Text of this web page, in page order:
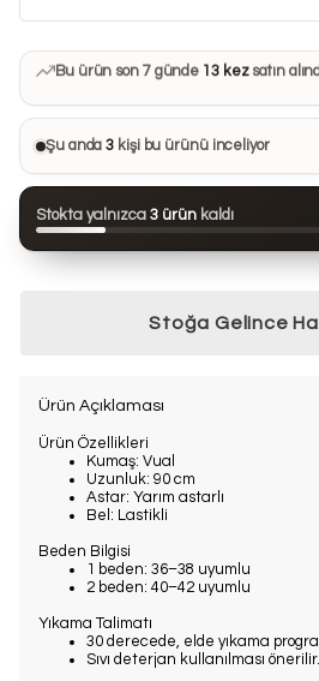
Bu ürün son 7 günde13 kezsatın
Bu ürün şu anda3 kişininsepetinde
Bu ürünü 29 kişifavorilerine ekledi
Bu ürün son 24 saatte117 kez
Şu anda3 kişi bu ürünü inceliyor
Stokta yalnızca 3 ürün kaldı
Stoğa Gelince
Ürün Açıklaması
Ürün Özellikleri
Kumaş: Vual
Uzunluk: 90 cm
Astar: Yarım astarlı
Bel: Lastikli
Beden Bilgisi
1 beden: 36–38 uyumlu
2 beden: 40–42 uyumlu
Yıkama Talimatı
30 derecede, elde yıkama
Sıvı deterjan kullanılması önerilir.